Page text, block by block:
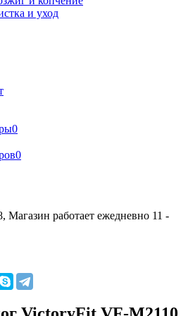
и уход
0
0
Магазин работает ежедневно 11 -